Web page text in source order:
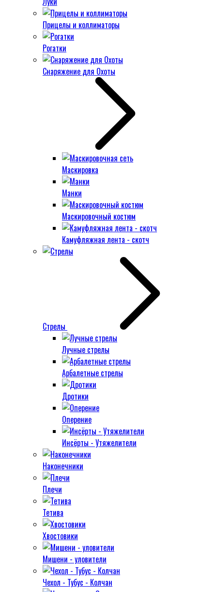
Прицелы и коллиматоры
Рогатки
Снаряжение для Охоты
Маскировка
Манки
Маскировочный костюм
Камуфляжная лента - скотч
Стрелы
Лучные стрелы
Арбалетные стрелы
Дротики
Оперение
Инсёрты - Утяжелители
Наконечники
Плечи
Тетива
Хвостовики
Мишени - уловители
Чехол - Тубус - Колчан